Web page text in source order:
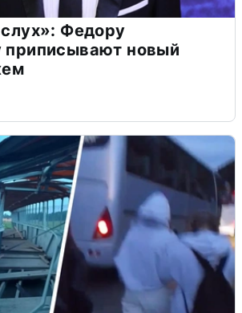
Федору
приписывают новый